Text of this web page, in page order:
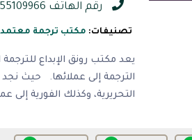
رقم الهاتف 0555109966
تصنيفات: مكتب ترجمة
يعد مكتب رونق الإبداع
الترجمة إلى عملائها. حيث
التحريرية، وكذلك الفورية